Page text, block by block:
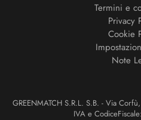
Termini e
Privacy
Cookie
Note
GREENMATCH S.R.L. S.B. - Via
IVA e